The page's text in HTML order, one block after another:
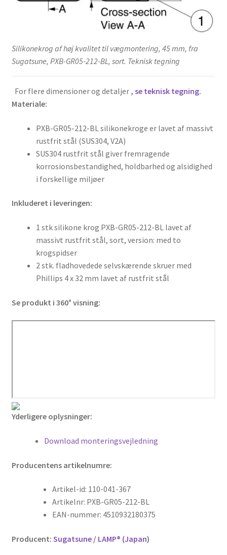
Silikonekrog af høj kvalitet til vægmontering, 45 mm, fra
Sugatsune, PXB-GR05-212-BL, sort. Teknisk tegning
For flere dimensioner og detaljer , se teknisk tegning.
Materiale:
PXB-GR05-212-BL silikonekroge er lavet af massivt
rustfrit stål (SUS304, V2A)
SUS304 rustfrit stål giver fremragende
korrosionsbestandighed, holdbarhed og alsidighed
i forskellige miljøer
Inkluderet i leveringen:
1 stk silikone krog PXB-GR05-212-BL lavet af
massivt rustfrit stål, sort, version: med to
krogspidser
2 stk. fladhovedede selvskærende skruer med
Phillips 4 x 32 mm lavet af rustfrit stål
Se produkt i 360° visning:
Yderligere oplysninger:
Download monteringsvejledning
Producentens artikelnumre:
Artikel-id: 110-041-367
Artikelnr: PXB-GR05-212-BL
EAN-nummer: 4510932180375
Producent: Sugatsune / LAMP® (Japan)